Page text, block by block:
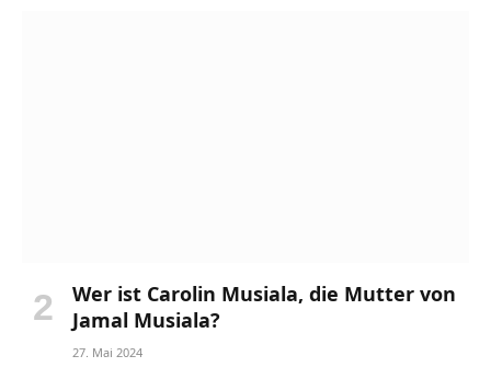
Wer ist Carolin Musiala, die Mutter von
Jamal Musiala?
27. Mai 2024